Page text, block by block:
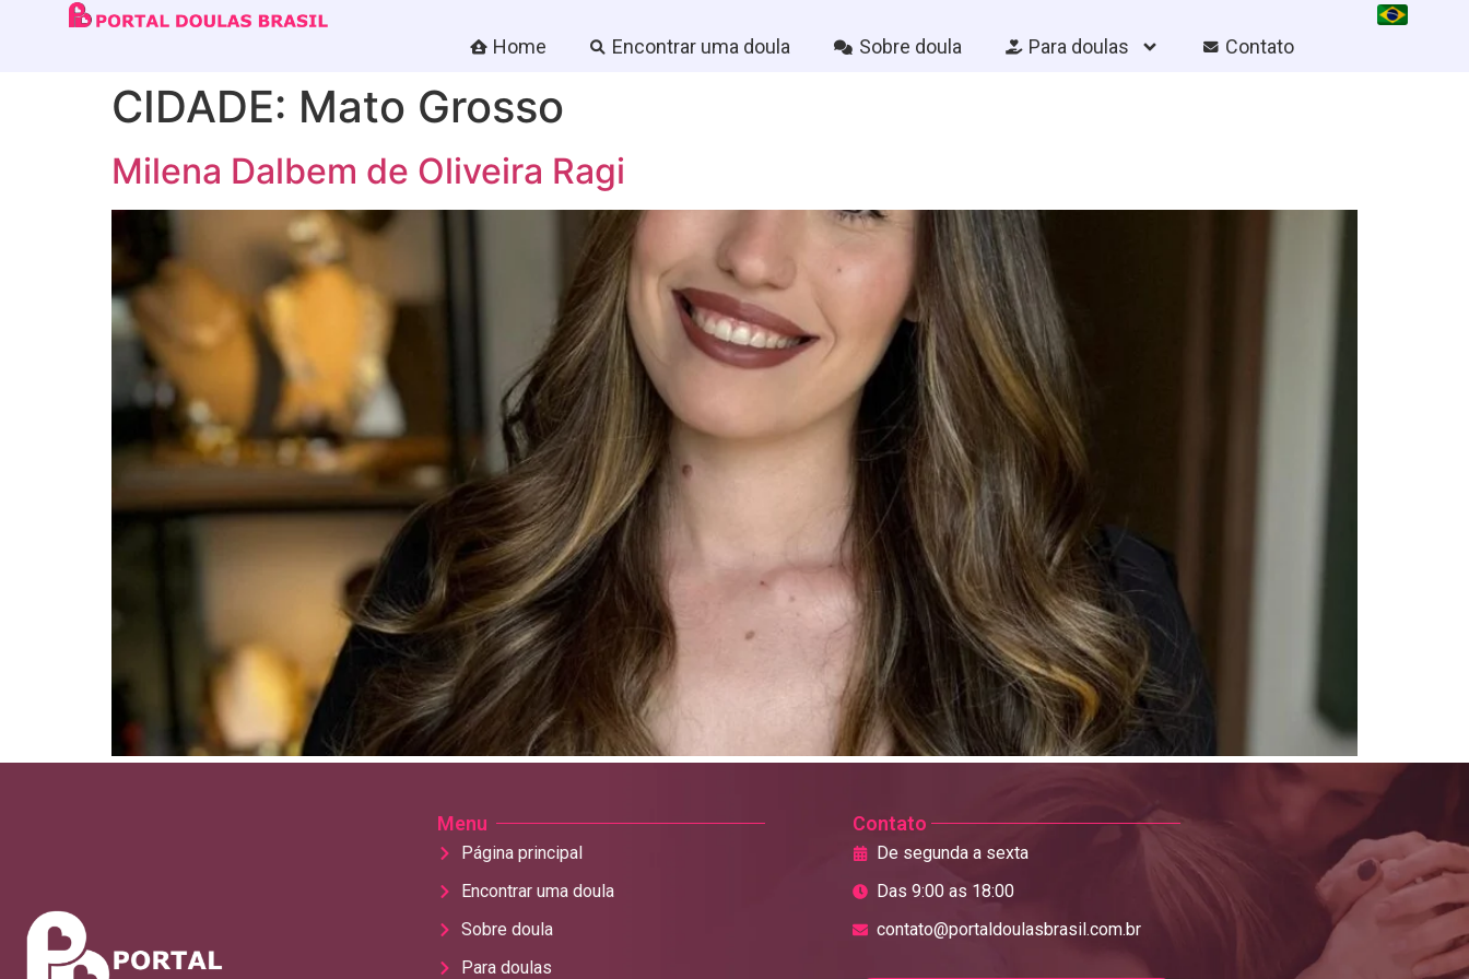
Home Encontrar uma doula Sobre doula Para doulas Contato
CIDADE: Mato Grosso
Milena Dalbem de Oliveira Ragi
Menu
Página principal
Encontrar uma doula
Sobre doula
Para doulas
Contato
De segunda a sexta
Das 9:00 as 18:00
contato@portaldoulasbrasil.com.br